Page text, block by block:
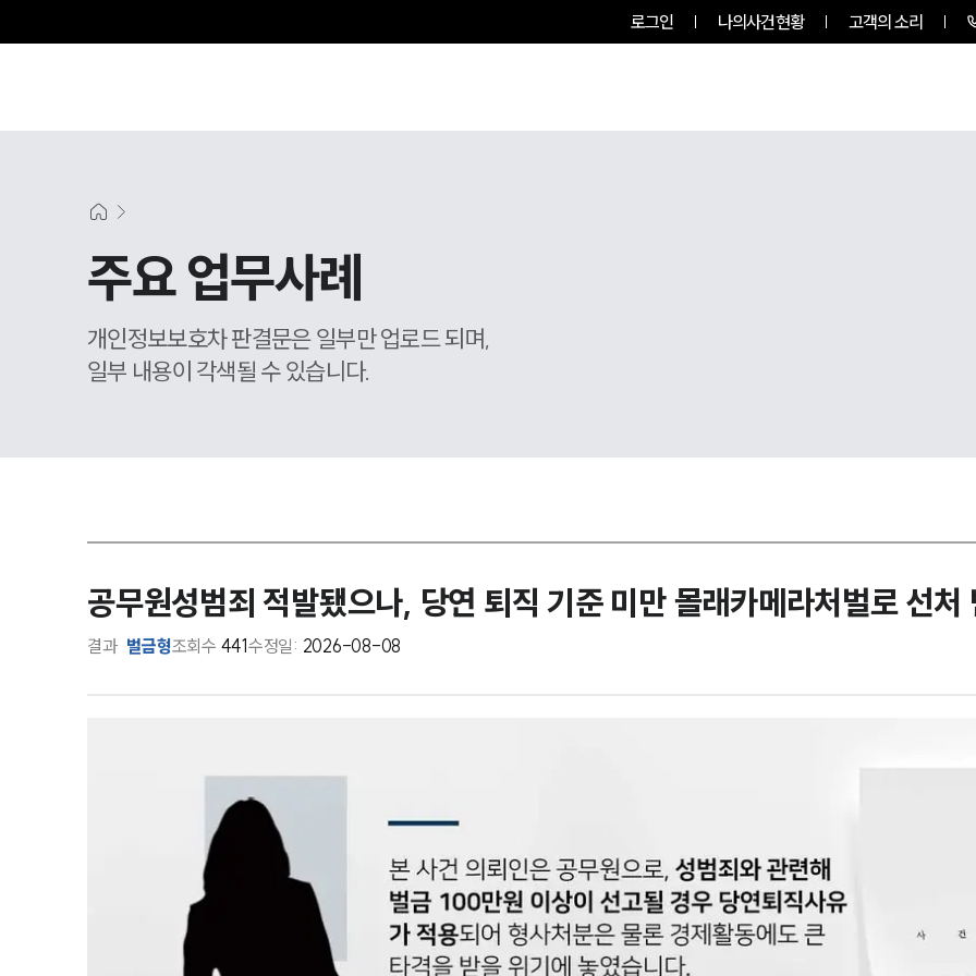
로그인 나의사건현황 고객의 소리
주요 업무사례
개인정보보호차 판결문은 일부만 업로드 되며,
일부 내용이 각색될 수 있습니다.
공무원성범죄 적발됐으나, 당연 퇴직 기준 미만 몰래카메라처벌로 선처
결과 벌금형조회수 441수정일: 2026-08-08